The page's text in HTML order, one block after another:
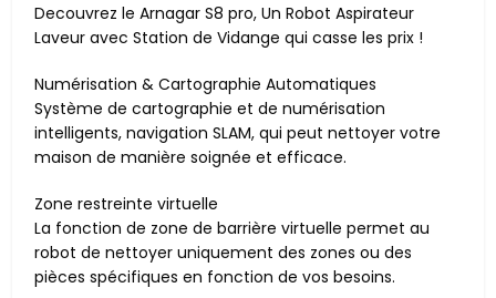
Decouvrez le Arnagar S8 pro, Un Robot Aspirateur
Laveur avec Station de Vidange qui casse les prix !
Numérisation & Cartographie Automatiques
Système de cartographie et de numérisation
intelligents, navigation SLAM, qui peut nettoyer votre
maison de manière soignée et efficace.
Zone restreinte virtuelle
La fonction de zone de barrière virtuelle permet au
robot de nettoyer uniquement des zones ou des
pièces spécifiques en fonction de vos besoins.